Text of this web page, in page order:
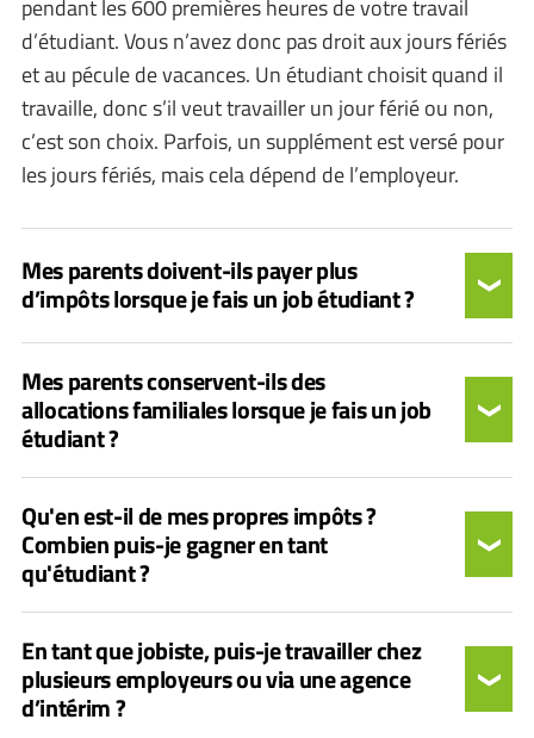
pendant les 600 premières heures de votre travail
d’étudiant. Vous n’avez donc pas droit aux jours fériés
et au pécule de vacances. Un étudiant choisit quand il
travaille, donc s’il veut travailler un jour férié ou non,
c’est son choix. Parfois, un supplément est versé pour
les jours fériés, mais cela dépend de l’employeur.
Mes parents doivent-ils payer plus
d’impôts lorsque je fais un job étudiant ?
Mes parents conservent-ils des
allocations familiales lorsque je fais un job
étudiant ?
Qu'en est-il de mes propres impôts ?
Combien puis-je gagner en tant
qu'étudiant ?
En tant que jobiste, puis-je travailler chez
plusieurs employeurs ou via une agence
d’intérim ?